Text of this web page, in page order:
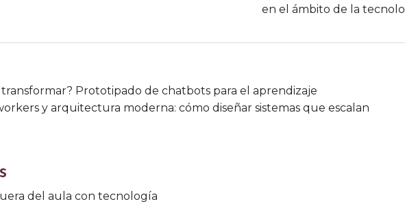
en el ámbito de la
Prototipado de chatbots para el aprendizaje
y arquitectura moderna: cómo diseñar sistemas que escalan
del aula con tecnología